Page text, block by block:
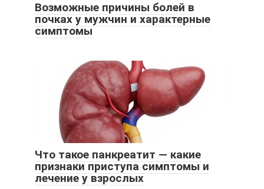
Возможные причины болей в
почках у мужчин и характерные
симптомы
Что такое панкреатит — какие
признаки приступа симптомы и
лечение у взрослых